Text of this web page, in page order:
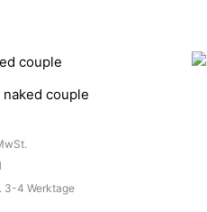
naked couple
3-4 Werktage